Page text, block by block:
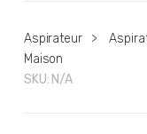
Aspirateur >
Maison
SKU: N/A